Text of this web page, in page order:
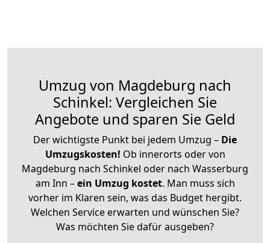
Umzug von Magdeburg nach
Schinkel: Vergleichen Sie
Angebote und sparen Sie Geld
Der wichtigste Punkt bei jedem Umzug – Die
Umzugskosten! Ob innerorts oder von
Magdeburg nach Schinkel oder nach Wasserburg
am Inn –ein Umzug kostet. Man muss sich
vorher im Klaren sein, was das Budget hergibt.
Welchen Service erwarten und wünschen Sie?
Was möchten Sie dafür ausgeben?